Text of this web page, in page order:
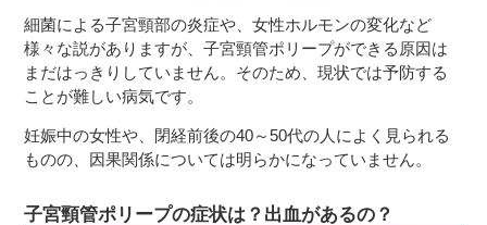
細菌による子宮頸部の炎症や、女性ホルモンの変化など
様々な説がありますが、子宮頸管ポリープができる原因は
まだはっきりしていません。そのため、現状では予防する
ことが難しい病気です。
妊娠中の女性や、閉経前後の40～50代の人によく見られる
ものの、因果関係については明らかになっていません。
子宮頸管ポリープの症状は？出血があるの？